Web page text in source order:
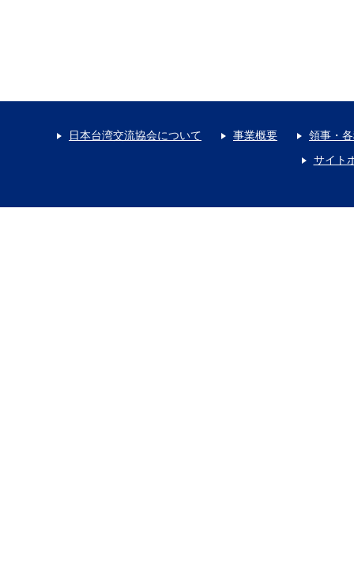
日本台湾交流協会について 事業概要 領事・
サイト